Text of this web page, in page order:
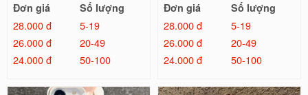
Đơn giá
Số lượng
28.000 đ
5-19
26.000 đ
20-49
24.000 đ
50-100
Đơn giá
Số lượng
28.000 đ
5-19
26.000 đ
20-49
24.000 đ
50-100